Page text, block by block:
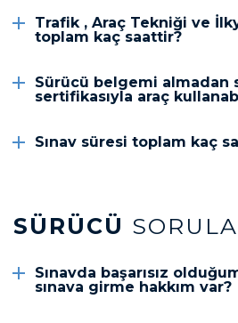
Trafik , Araç Tekniği ve
toplam kaç saattir?
Sürücü belgemi almadan
sertifikasıyla araç
Sınav süresi toplam kaç
SÜRÜCÜ
Sınavda başarısız
sınava girme hakkım var?